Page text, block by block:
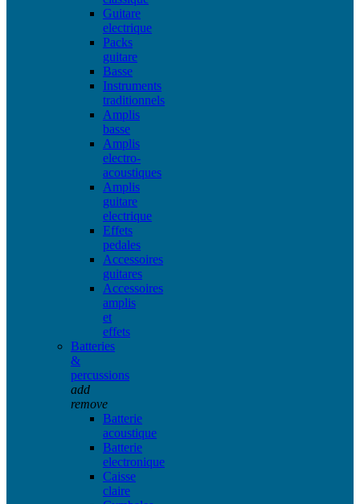
Guitare
electrique
Packs
guitare
Basse
Instruments
traditionnels
Amplis
basse
Amplis
electro-
acoustiques
Amplis
guitare
electrique
Effets
pedales
Accessoires
guitares
Accessoires
amplis
et
effets
Batteries
&
percussions
add
remove
Batterie
acoustique
Batterie
electronique
Caisse
claire